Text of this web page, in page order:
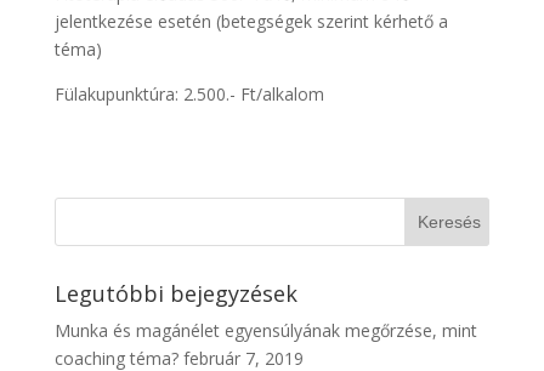
jelentkezése esetén (betegségek szerint kérhető a
téma)
Fülakupunktúra: 2.500.- Ft/alkalom
Legutóbbi bejegyzések
Munka és magánélet egyensúlyának megőrzése, mint
coaching téma? február 7, 2019